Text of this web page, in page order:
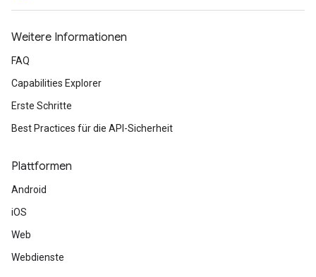
Weitere Informationen
FAQ
Capabilities Explorer
Erste Schritte
Best Practices für die API-Sicherheit
Plattformen
Android
iOS
Web
Webdienste